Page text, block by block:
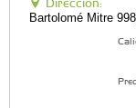
Bartolomé Mitre